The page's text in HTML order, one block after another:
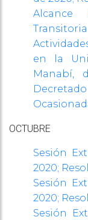
en la
Manabí,
OCTUBRE
Sesión
2020;
Sesión
2020;
Sesión